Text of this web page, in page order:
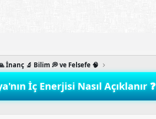
İnanç 🔬 Bilim 💭 ve Felsefe 🧠
İç Enerjisi Nasıl Açıklanır ❓